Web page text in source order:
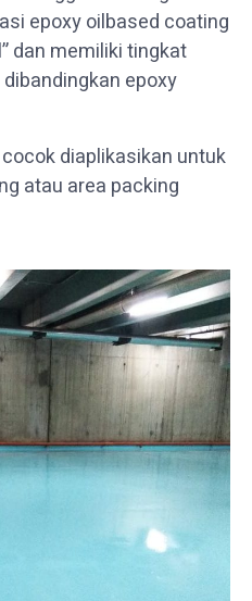
epoxy oilbased coating
dan memiliki tingkat
epoxy
diaplikasikan untuk
atau area packing